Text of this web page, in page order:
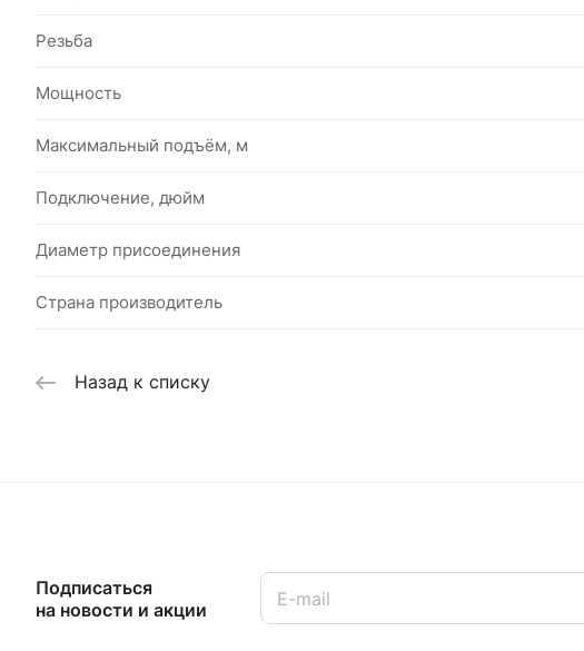
Резьба
Мощность
Максимальный подъём, м
Подключение, дюйм
Диаметр присоединения
Страна производитель
Назад к списку
Подписаться
на новости и акции